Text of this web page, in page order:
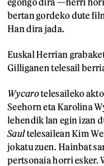
bertan gordeko dute
Han dira jada.
Euskal Herrian
Gilliganen telesail
Wycarotelesaileko
Seehorn eta Karolina
lehendik lan egin izan
Saultelesailean Kim
jokatu zuen. Hainbat
pertsonaia horri esker.